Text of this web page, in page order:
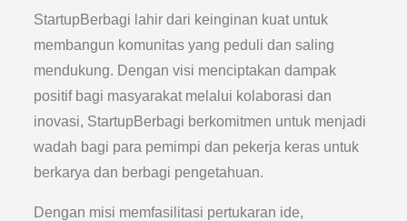
StartupBerbagi lahir dari keinginan kuat untuk
membangun komunitas yang peduli dan saling
mendukung. Dengan visi menciptakan dampak
positif bagi masyarakat melalui kolaborasi dan
inovasi, StartupBerbagi berkomitmen untuk menjadi
wadah bagi para pemimpi dan pekerja keras untuk
berkarya dan berbagi pengetahuan.
Dengan misi memfasilitasi pertukaran ide,